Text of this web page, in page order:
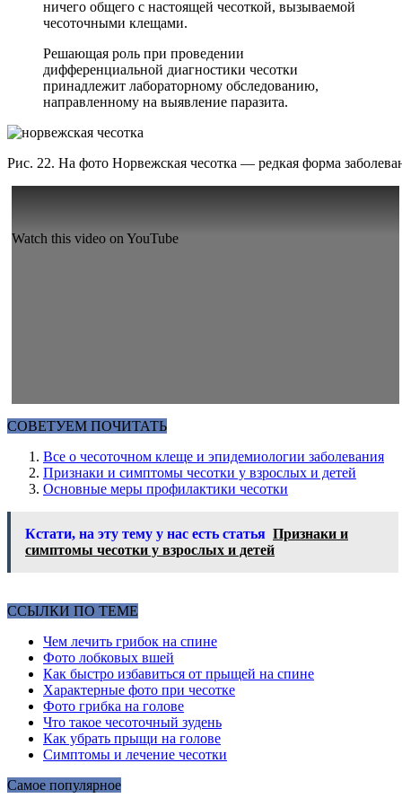
ничего общего с настоящей чесоткой, вызываемой
чесоточными клещами.
Решающая роль при проведении
дифференциальной диагностики чесотки
принадлежит лабораторному обследованию,
направленному на выявление паразита.
Рис. 22. На фото Норвежская чесотка — редкая форма
Watch this video on YouTube
СОВЕТУЕМ ПОЧИТАТЬ
Все о чесоточном клеще и эпидемиологии заболевания
Признаки и симптомы чесотки у взрослых и детей
Основные меры профилактики чесотки
Кстати, на эту тему у нас есть статья Признаки и
симптомы чесотки у взрослых и детей
ССЫЛКИ ПО ТЕМЕ
Чем лечить грибок на спине
Фото лобковых вшей
Как быстро избавиться от прыщей на спине
Характерные фото при чесотке
Фото грибка на голове
Что такое чесоточный зудень
Как убрать прыщи на голове
Симптомы и лечение чесотки
Самое популярное